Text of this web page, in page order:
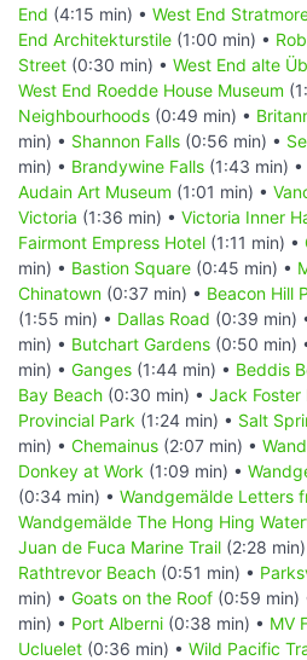
End (4:15 min) • West End
End Architekturstile (1:00 min) •
Street (0:30 min) • West End alte
West End Roedde House Museum
Neighbourhoods (0:49 min) •
min) • Shannon Falls (0:56 min) •
min) • Brandywine Falls (1:43 min) •
Audain Art Museum (1:01 min) •
Victoria (1:36 min) • Victoria Inner
Fairmont Empress Hotel (1:11 min) •
min) • Bastion Square (0:45 min) •
Chinatown (0:37 min) • Beacon Hill
(1:55 min) • Dallas Road (0:39 min)
min) • Butchart Gardens (0:50 min)
min) • Ganges (1:44 min) • Beddis
Bay Beach (0:30 min) • Jack Foster
Provincial Park (1:24 min) • Salt
min) • Chemainus (2:07 min) •
Donkey at Work (1:09 min) •
(0:34 min) • Wandgemälde Letters
Wandgemälde The Hong Hing
Juan de Fuca Marine Trail (2:28 min)
Rathtrevor Beach (0:51 min) •
min) • Goats on the Roof (0:59 min)
min) • Port Alberni (0:38 min) • MV
Ucluelet (0:36 min) • Wild Pacific